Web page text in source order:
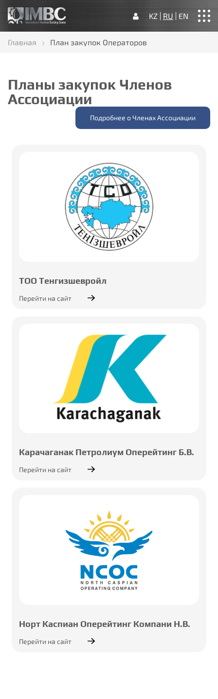
Главная
KZ RU EN
Главная План закупок Операторов
Планы закупок Членов
Ассоциации
Подробнее о Членах Ассоциации
ТОО Тенгизшевройл
Перейти на сайт
Карачаганак Петролиум Оперейтинг Б.В.
Перейти на сайт
Норт Каспиан Оперейтинг Компани Н.В.
Перейти на сайт